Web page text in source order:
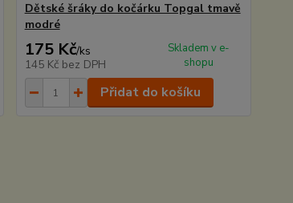
Dětské šráky do kočárku Topgal tmavě
modré
175 Kč/ks
145 Kč bez DPH
Skladem v e-
shopu
Přidat do košíku